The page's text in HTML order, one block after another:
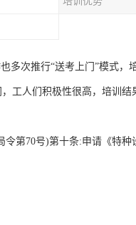
多次推行“送考上门”模式
工人们积极性很高，培训结
第70号)第十条:申请《特